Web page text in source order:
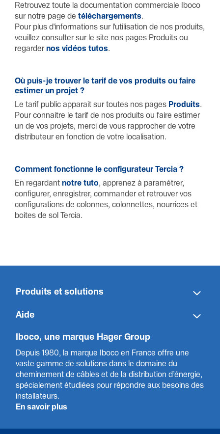
Retrouvez toute la docu­mentation commer­ciale Iboco
sur notre page de télé­char­ge­ments.
Pour plus d'infor­ma­t­ions sur l'utilisa­tion de nos produits,
veuillez consulter sur le site nos pages Produits ou
regarder nos vidéos tutos.
Où puis-je trouver le tarif de vos produits ou faire
estimer un projet ?
Le tarif public apparait sur toutes nos pages Produits.
Pour conn­aitre le tarif de nos produits ou faire estimer
un de vos projets, merci de vous rapprocher de votre
distri­buteur en fonc­tion de votre loca­lisa­tion.
Comment fonc­t­ionne le configurateur Tercia ?
En regar­dant notre tuto, apprenez à paramé­trer,
config­urer, enre­gi­s­trer, comm­ander et retrouver vos
config­ur­a­t­ions de colonnes, colonnettes, nourrices et
boites de sol Tercia.
Produits et solut­ions
Aide
Iboco, une marque Hager Group
Depuis 1980, la marque Iboco en France offre une
vaste gamme de solut­ions dans le domaine du
cheminement de câbles et de la distribution d’énergie,
spéci­a­l­ement étudiées pour répondre aux besoins des
installa­teurs.
En savoir plus